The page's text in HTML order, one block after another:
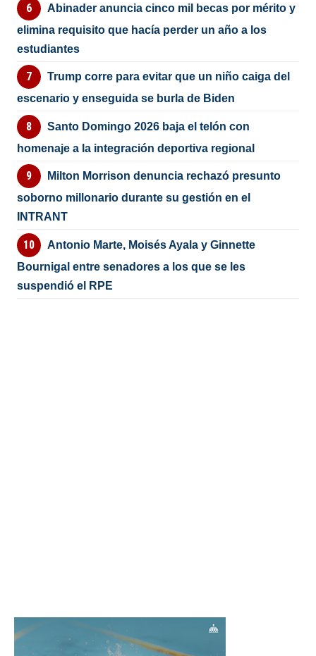
Abinader anuncia cinco mil becas por mérito y
elimina requisito que hacía perder un año a los
estudiantes
Trump corre para evitar que un niño caiga del
escenario y enseguida se burla de Biden
Santo Domingo 2026 baja el telón con
homenaje a la integración deportiva regional
Milton Morrison denuncia rechazó presunto
soborno millonario durante su gestión en el
INTRANT
Antonio Marte, Moisés Ayala y Ginnette
Bournigal entre senadores a los que se les
suspendió el RPE